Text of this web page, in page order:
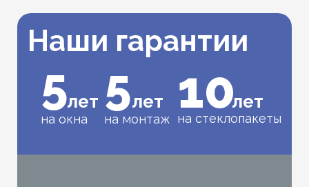
лет
5
Наши гарантии
лет
10
на стеклопакеты
лет
5
на монтаж
на окна